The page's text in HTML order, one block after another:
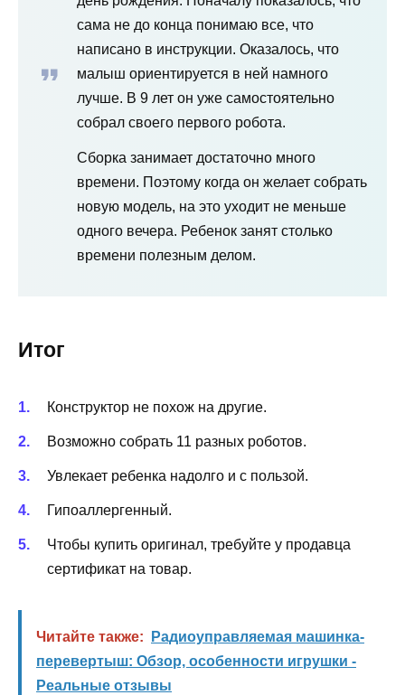
сама не до конца понимаю все, что
написано в инструкции. Оказалось, что
малыш ориентируется в ней намного
лучше. В 9 лет он уже самостоятельно
собрал своего первого робота.
Сборка занимает достаточно много
времени. Поэтому когда он желает собрать
новую модель, на это уходит не меньше
одного вечера. Ребенок занят столько
времени полезным делом.
Итог
Конструктор не похож на другие.
Возможно собрать 11 разных роботов.
Увлекает ребенка надолго и с пользой.
Гипоаллергенный.
Чтобы купить оригинал, требуйте у продавца
сертификат на товар.
Читайте также:
Радиоуправляемая машинка-
перевертыш: Обзор, особенности игрушки -
Реальные отзывы